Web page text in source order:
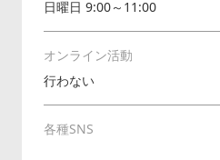
日曜日 9:00～11:00
オンライン活動
行わない
各種SNS